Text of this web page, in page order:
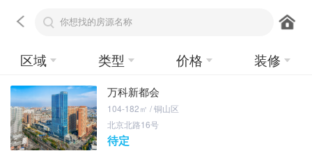
区域 类型 价格 装修
万科新都会
104-182㎡ / 铜山区
北京北路16号
待定